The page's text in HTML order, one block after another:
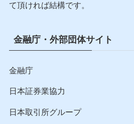
て頂ければ結構です。
金融庁・外部団体サイト
金融庁
日本証券業協力
日本取引所グループ